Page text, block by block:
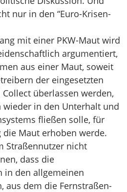
nur in den “Euro-Krisen-
mit einer PKW-Maut wird
argumentiert,
aus einer Maut, soweit
der eingesetzten
überlassen werden,
wieder in den Unterhalt und
fließen solle, für
die Maut erhoben werde.
Straßennutzer nicht
dass die
in den allgemeinen
aus dem die Fernstraßen-